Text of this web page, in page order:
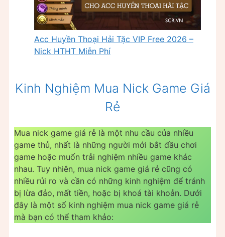
Acc Huyền Thoại Hải Tặc VIP Free 2026 –
Nick HTHT Miễn Phí
Kinh Nghiệm Mua Nick Game Giá
Rẻ
Mua nick game giá rẻ là một nhu cầu của nhiều
game thủ, nhất là những người mới bắt đầu chơi
game hoặc muốn trải nghiệm nhiều game khác
nhau. Tuy nhiên, mua nick game giá rẻ cũng có
nhiều rủi ro và cần có những kinh nghiệm để tránh
bị lừa đảo, mất tiền, hoặc bị khoá tài khoản. Dưới
đây là một số kinh nghiệm mua nick game giá rẻ
mà bạn có thể tham khảo: